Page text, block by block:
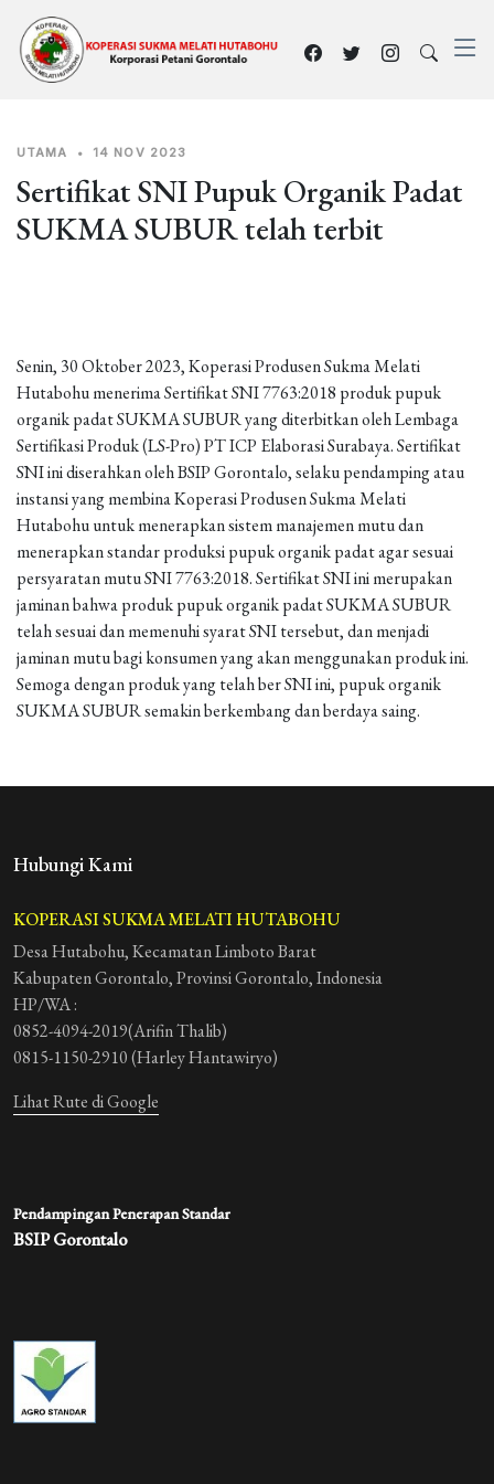
UTAMA • 14 NOV 2023
Sertifikat SNI Pupuk Organik Padat
SUKMA SUBUR telah terbit
Senin, 30 Oktober 2023, Koperasi Produsen Sukma Melati
Hutabohu menerima Sertifikat SNI 7763:2018 produk pupuk
organik padat SUKMA SUBUR yang diterbitkan oleh Lembaga
Sertifikasi Produk (LS-Pro) PT ICP Elaborasi Surabaya. Sertifikat
SNI ini diserahkan oleh BSIP Gorontalo, selaku pendamping atau
instansi yang membina Koperasi Produsen Sukma Melati
Hutabohu untuk menerapkan sistem manajemen mutu dan
menerapkan standar produksi pupuk organik padat agar sesuai
persyaratan mutu SNI 7763:2018. Sertifikat SNI ini merupakan
jaminan bahwa produk pupuk organik padat SUKMA SUBUR
telah sesuai dan memenuhi syarat SNI tersebut, dan menjadi
jaminan mutu bagi konsumen yang akan menggunakan produk ini.
Semoga dengan produk yang telah ber SNI ini, pupuk organik
SUKMA SUBUR semakin berkembang dan berdaya saing.
Hubungi Kami
KOPERASI SUKMA MELATI HUTABOHU
Desa Hutabohu, Kecamatan Limboto Barat
Kabupaten Gorontalo, Provinsi Gorontalo, Indonesia
HP/WA :
0852-4094-2019(Arifin Thalib)
0815-1150-2910 (Harley Hantawiryo)
Lihat Rute di Google
Pendampingan Penerapan Standar
BSIP Gorontalo